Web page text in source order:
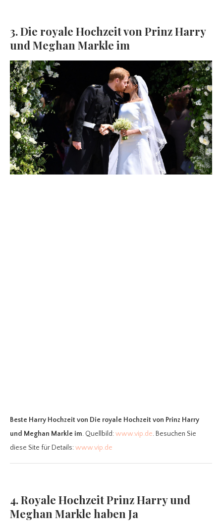
3. Die royale Hochzeit von Prinz Harry
und Meghan Markle im
Beste Harry Hochzeit von Die royale Hochzeit von Prinz Harry
und Meghan Markle im. Quellbild:www.vip.de. Besuchen Sie
diese Site für Details:www.vip.de
4. Royale Hochzeit Prinz Harry und
Meghan Markle haben Ja